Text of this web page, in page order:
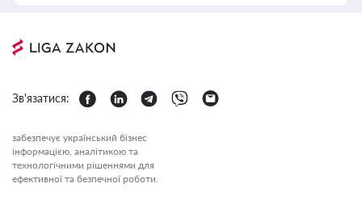
Зв'язатися:
забезпечує український бізнес
інформацією, аналітикою та
технологічними рішеннями для
ефективної та безпечної роботи.